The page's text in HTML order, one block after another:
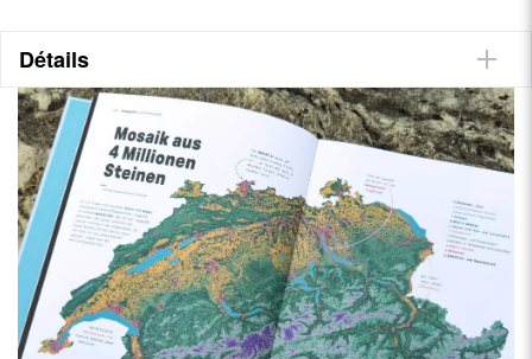
Über den Autor
Der Autor und InformationsdesignerFabian Langkonzipiert und
realisiert seit zwei Jahrzehnten Infografiken,
Datenvisualisierungen und Erklärvideos. Dabei ist er im
Journalismus, der Publizistik und der
Wissenschaftskommunikation tätig. Zu seinen Kunden zählen
NGOs wie Public Eye, Verlage wie die NZZ, Hochschulen wie
die Universität Wien und Unternehmen im DACH-Raum –
nebenher hat er in Österreich die investigative Journalismus-
NGO DOSSIER mitbegründet. Aus dem »Kanton Übrig«
stammend, lebte er 10 Jahre in Wien, bevor er endlich in der
Schweiz ankam und seit 2020 Lausanne sein Zuhause nennt.
Détails